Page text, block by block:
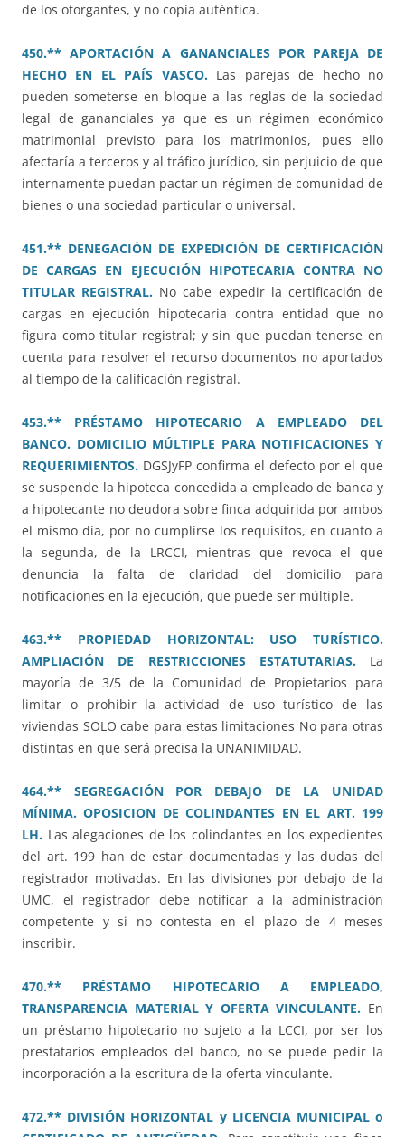
de los otorgantes, y no copia auténtica.
450.** APORTACIÓN A GANANCIALES POR PAREJA DE
HECHO EN EL PAÍS VASCO.Las parejas de hecho no
pueden someterse en bloque a las reglas de la sociedad
legal de gananciales ya que es un régimen económico
matrimonial previsto para los matrimonios, pues ello
afectaría a terceros y al tráfico jurídico, sin perjuicio de que
internamente puedan pactar un régimen de comunidad de
bienes o una sociedad particular o universal.
451.** DENEGACIÓN DE EXPEDICIÓN DE CERTIFICACIÓN
DE CARGAS EN EJECUCIÓN HIPOTECARIA CONTRA NO
TITULAR REGISTRAL. No cabe expedir la certificación de
cargas en ejecución hipotecaria contra entidad que no
figura como titular registral; y sin que puedan tenerse en
cuenta para resolver el recurso documentos no aportados
al tiempo de la calificación registral.
453.** PRÉSTAMO HIPOTECARIO A EMPLEADO DEL
BANCO. DOMICILIO MÚLTIPLE PARA NOTIFICACIONES Y
REQUERIMIENTOS. DGSJyFP confirma el defecto por el que
se suspende la hipoteca concedida a empleado de banca y
a hipotecante no deudora sobre finca adquirida por ambos
el mismo día, por no cumplirse los requisitos, en cuanto a
la segunda, de la LRCCI, mientras que revoca el que
denuncia la falta de claridad del domicilio para
notificaciones en la ejecución, que puede ser múltiple.
463.** PROPIEDAD HORIZONTAL: USO TURÍSTICO.
AMPLIACIÓN DE RESTRICCIONES ESTATUTARIAS.
La
mayoría de 3/5 de la Comunidad de Propietarios para
limitar o prohibir la actividad de uso turístico de las
viviendas SOLO cabe para estas limitaciones No para otras
distintas en que será precisa la UNANIMIDAD.
464.** SEGREGACIÓN POR DEBAJO DE LA UNIDAD
MÍNIMA. OPOSICION DE COLINDANTES EN EL ART. 199
LH. Las alegaciones de los colindantes en los expedientes
del art. 199 han de estar documentadas y las dudas del
registrador motivadas. En las divisiones por debajo de la
UMC, el registrador debe notificar a la administración
competente y si no contesta en el plazo de 4 meses
inscribir.
470.** PRÉSTAMO HIPOTECARIO A EMPLEADO,
TRANSPARENCIA MATERIAL Y OFERTA VINCULANTE. En
un préstamo hipotecario no sujeto a la LCCI, por ser los
prestatarios empleados del banco, no se puede pedir la
incorporación a la escritura de la oferta vinculante.
472.** DIVISIÓN HORIZONTAL y LICENCIA MUNICIPAL o